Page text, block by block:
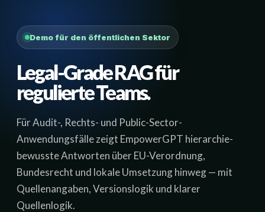
Demo für den öffentlichen Sektor
Legal-Grade RAG für
regulierte Teams.
Für Audit-, Rechts- und Public-Sector-
Anwendungsfälle zeigt EmpowerGPT hierarchie-
bewusste Antworten über EU-Verordnung,
Bundesrecht und lokale Umsetzung hinweg — mit
Quellenangaben, Versionslogik und klarer
Quellenlogik.